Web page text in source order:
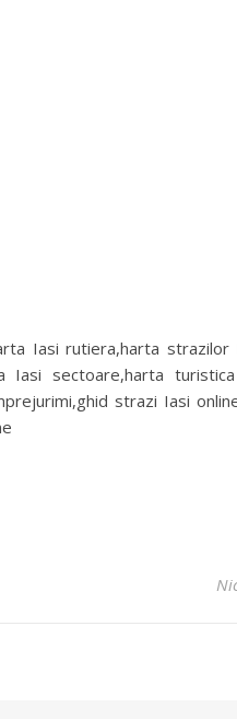
Iasi rutiera,harta strazilor
Iasi sectoare,harta
strazi Iasi